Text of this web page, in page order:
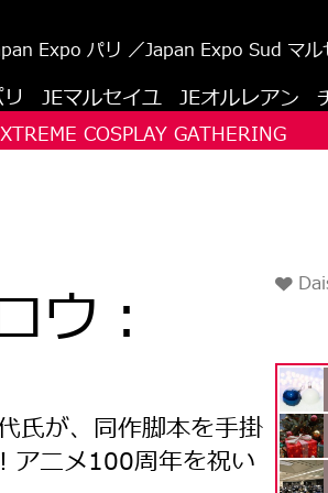
Expo パリ ／Japan Expo Sud マ
JEマルセイユ JEオルレアン
COSPLAY GATHERING
ウ：
氏が、同作脚本を手掛
アニメ100周年を祝い